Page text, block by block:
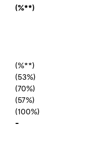
(%**)
(%**)
(53%)
(70%)
(57%)
(100%)
-